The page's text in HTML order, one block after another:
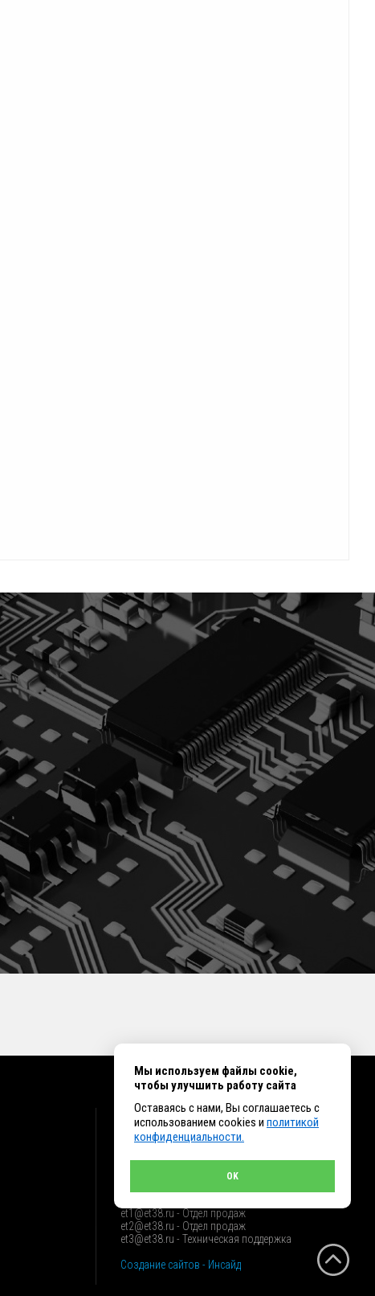
КОНТАКТЫ
+7 (914) 010-76-83, 8 (3952) 93-27-93 - Отдел
et1@et38.ru - Отдел продаж
et2@et38.ru - Отдел продаж
et3@et38.ru - Техническая поддержка
Создание сайтов - Инсайд
Мы используем файлы cookie,
чтобы улучшить работу сайта
Оставаясь с нами, Вы соглашаетесь с
использованием cookies и политикой
конфиденциальности.
OK